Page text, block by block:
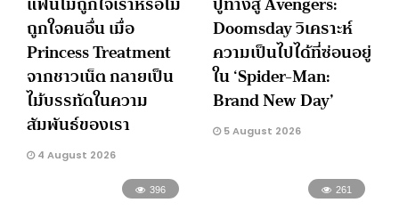
ถูกใจคนอื่น เมื่อ
Princess Treatment
จากชาวเน็ต กลายเป็น
ไม้บรรทัดในความ
สัมพันธ์ของเรา
4 August 2026
Doomsday วิเคราะห์
ความเป็นไปได้ที่ซ่อนอยู่
ใน ‘Spider-Man:
Brand New Day’
5 August 2026
396 261